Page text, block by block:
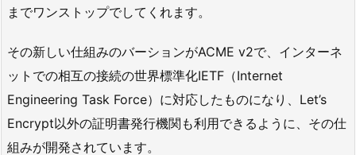
までワンストップでしてくれます。
その新しい仕組みのバーションがACME v2で、インターネ
ットでの相互の接続の世界標準化IETF（Internet
Engineering Task Force）に対応したものになり、Let’s
Encrypt以外の証明書発行機関も利用できるように、その仕
組みが開発されています。